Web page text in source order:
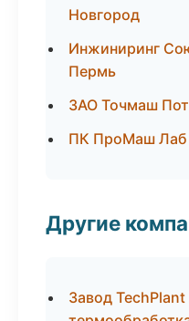
Новгород
Инжиниринг
Пермь
ЗАО Точмаш
ПК ПроМаш Лаб
Другие
Завод